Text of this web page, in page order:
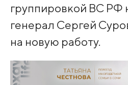
группировкой ВС РФ
генерал Сергей
на новую работу.